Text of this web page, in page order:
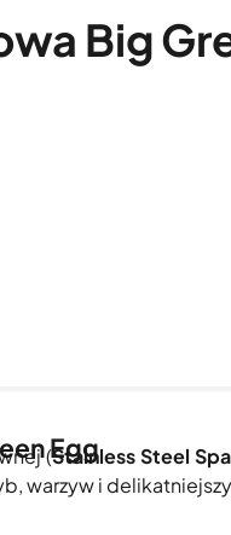
Big
Egg
(Stainless Steel
warzyw i